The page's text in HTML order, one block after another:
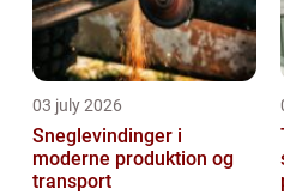
03 july 2026
Sneglevindinger i
moderne produktion og
transport